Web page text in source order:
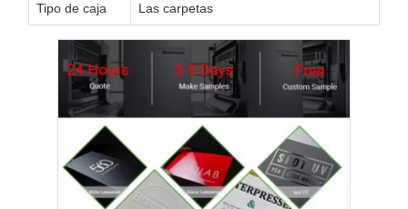
Tipo de caja Las carpetas